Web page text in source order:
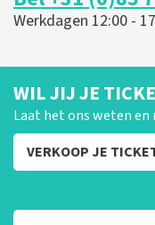
Werkdagen 12:00 -
WIL JIJ JE
Laat het ons weten en
VERKOOP JE